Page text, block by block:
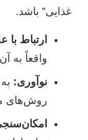
غذایی” باشد.
ارتباط با
واقعاً به
نوآوری:
روش‌های